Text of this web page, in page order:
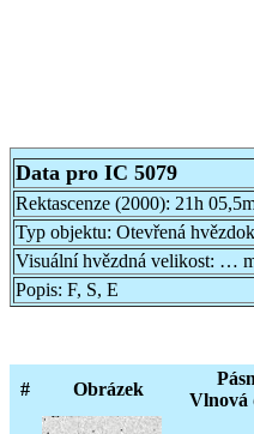
Data pro IC 5079
Rektascenze (2000): 21h
Typ objektu: Otevřená
Visuální hvězdná velikost: …
Popis: F, S, E
# Obrázek
Vlnová